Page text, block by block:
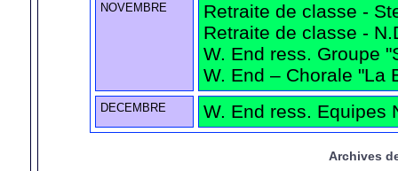
NOVEMBRE
Retraite de classe -
Retraite de classe -
W. End ress. Groupe
W. End – Chorale "La
DECEMBRE W. End ress. Equipes
Archives